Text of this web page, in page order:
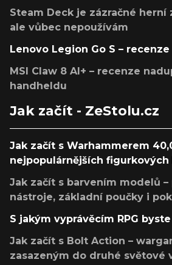
Steam Deck je zázračné herní
ale vůbec nepoužívám
Lenovo Legion Go S –
MSI Claw 8 AI+ – recenze
handheldu
Jak začít - ZeStolu.cz
Jak začít s Warhammerem
nejpopulárnějších figurkových
Jak začít s barvením modelů
nástroje, základní poučky i
S jakým vyprávěcím RPG
Jak začít s Bolt Action –
zasazeným do druhé světové